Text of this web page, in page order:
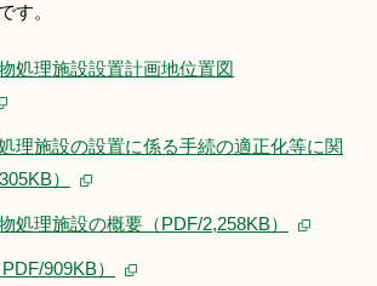
す。
処理施設設置計画地位置図
理施設の設置に係る手続の適正化等に関
）
処理施設の概要（PDF/2,258KB）
909KB）